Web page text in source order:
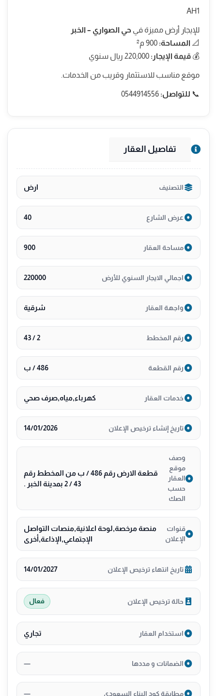
AH1
للإيجار أرض مميزة في حي الصواري – الخبر
📐 المساحة:
💰 قيمة الإيجار:
موقع مناسب للاستثمار وقريب من الخدمات.
📞 للتواصل:
تفاصيل العقار
التصنيف ارض
عرض الشارع 40
مساحة العقار 900
اجمالي الايجار السنوي للأرض 220000
واجهة العقار شرقية
رقم المخطط 2 / 43
رقم القطعة 486 / ب
خدمات العقار كهرباء,مياه,صرف صحي
تاريخ إنشاء ترخيص الإعلان 14/01/2026
وصف
موقع
العقار
حسب
الصك
قطعة الارض رقم 486 / ب من المخطط رقم
43 / 2 بمدينة الخبر .
قنوات
الإعلان
منصة مرخصة,لوحة اعلانية,منصات التواصل
الإجتماعي,الإذاعة,أخرى
تاريخ انتهاء ترخيص الإعلان 14/01/2027
حالة ترخيص الإعلان فعال
استخدام العقار تجاري
الضمانات و مددها —
مطابقة كود البناء السعودي —